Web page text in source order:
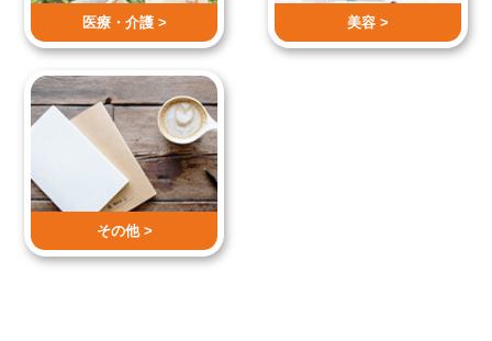
医療・介護 > 美容 >
その他 >